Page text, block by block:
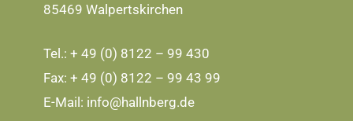
85469 Walpertskirchen
Tel.: + 49 (0) 8122 – 99 430
Fax: + 49 (0) 8122 – 99 43 99
E-Mail: info@hallnberg.de